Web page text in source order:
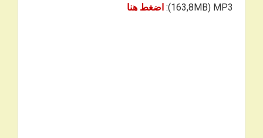
163,8MB) MP3):
اضغط هنا